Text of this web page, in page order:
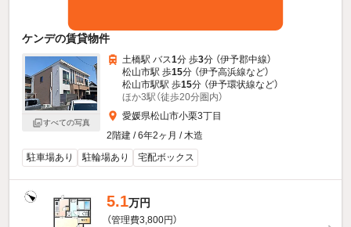
ケンデの賃貸物件
すべての写真
土橋駅 バス1分 歩3分 （伊予郡中線）
松山市駅 歩15分 （伊予高浜線など）
松山市駅駅 歩15分 （伊予環状線など）
ほか3駅（徒歩20分圏内）
愛媛県松山市小栗3丁目
2階建 / 6年2ヶ月 / 木造
駐車場あり
駐輪場あり 宅配ボックス
5.1万円
（管理費3,800円）